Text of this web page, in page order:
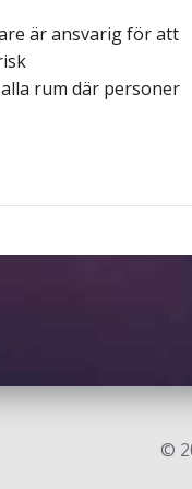
är ansvarig för att
rum där personer
©